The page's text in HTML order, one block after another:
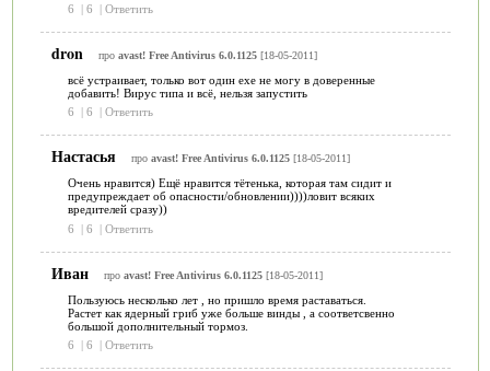
6
| 6 | Ответить
dron про avast! Free Antivirus 6.0.1125[18-05-2011]
всё устраивает, только вот один ехе не могу в доверенные
добавить! Вирус типа и всё, нельзя запустить
6
| 6 | Ответить
Настасья про avast! Free Antivirus 6.0.1125[18-05-2011]
Очень нравится) Ещё нравится тётенька, которая там сидит и
предупреждает об опасности/обновлении))))ловит всяких
вредителей сразу))
6
| 6 | Ответить
Иван про avast! Free Antivirus 6.0.1125[18-05-2011]
Пользуюсь несколько лет , но пришло время раставаться.
Растет как ядерный гриб уже больше винды , а соответсвенно
большой дополнительный тормоз.
6
| 6 | Ответить